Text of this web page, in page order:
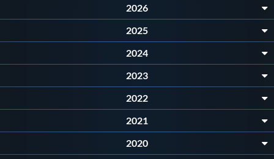
Flash News
2026
2025
2024
2023
2022
2021
2020